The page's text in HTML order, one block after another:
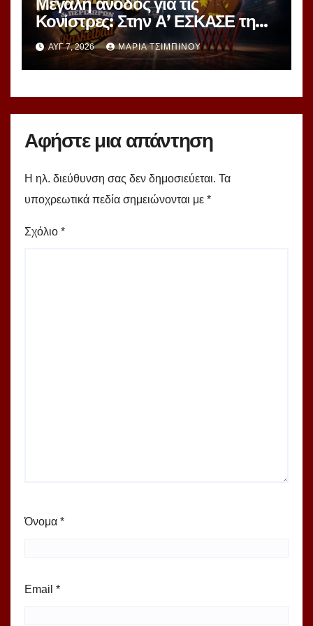
Κονίστρες: Στην Α’ ΕΣΚΑΣΕ τη
νέα σεζόν – Αυτές είναι οι 12
ομάδες!
ΑΥΓ 7, 2026 ΜΑΡΊΑ ΤΣΙΜΠΙΝΟΎ
Αφήστε μια απάντηση
Η ηλ. διεύθυνση σας δεν δημοσιεύεται. Τα
υποχρεωτικά πεδία σημειώνονται με *
Σχόλιο *
Όνομα *
Email *